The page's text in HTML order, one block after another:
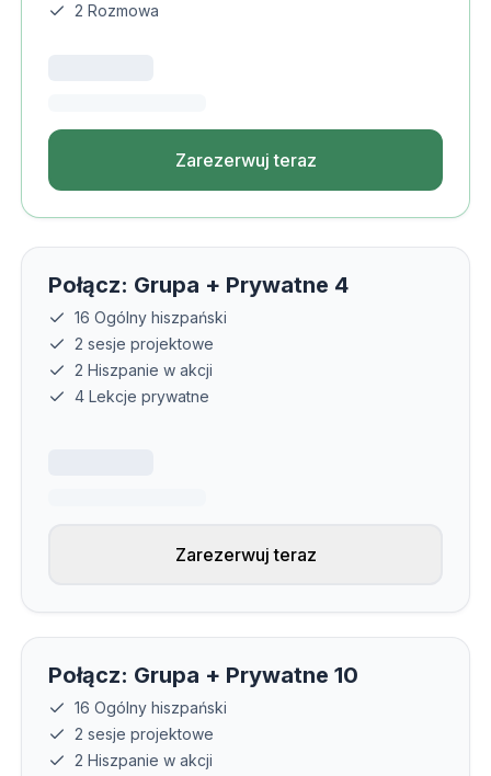
2 Rozmowa
Zarezerwuj teraz
Połącz: Grupa + Prywatne 4
16 Ogólny hiszpański
2 sesje projektowe
2 Hiszpanie w akcji
4 Lekcje prywatne
Zarezerwuj teraz
Połącz: Grupa + Prywatne 10
16 Ogólny hiszpański
2 sesje projektowe
2 Hiszpanie w akcji